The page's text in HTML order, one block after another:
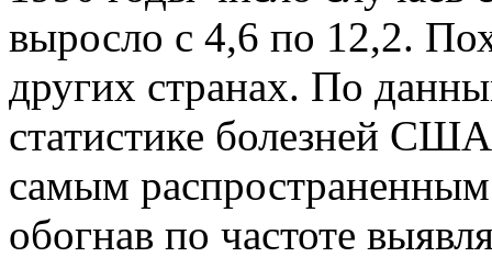
выросло с 4,6 по 12,2.
других странах. По
статистике болезней
самым
обогнав по частоте